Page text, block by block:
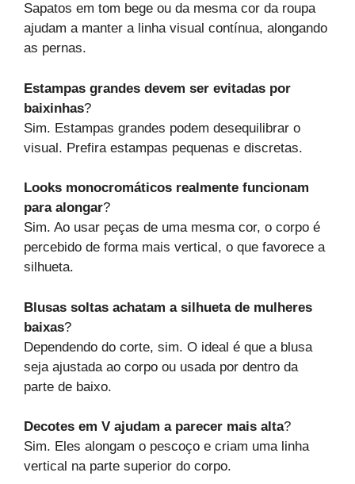
Sapatos em tom bege ou da mesma cor da roupa
ajudam a manter a linha visual contínua, alongando
as pernas.
Estampas grandes devem ser evitadas por
baixinhas?
Sim. Estampas grandes podem desequilibrar o
visual. Prefira estampas pequenas e discretas.
Looks monocromáticos realmente funcionam
para alongar?
Sim. Ao usar peças de uma mesma cor, o corpo é
percebido de forma mais vertical, o que favorece a
silhueta.
Blusas soltas achatam a silhueta de mulheres
baixas?
Dependendo do corte, sim. O ideal é que a blusa
seja ajustada ao corpo ou usada por dentro da
parte de baixo.
Decotes em V ajudam a parecer mais alta?
Sim. Eles alongam o pescoço e criam uma linha
vertical na parte superior do corpo.